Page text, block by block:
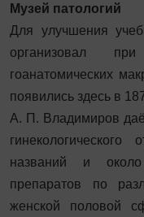
Музей патологий
Для улучшения
организовал
гоанатомических
появились здесь в
А. П. Владимиров
названий и
препаратов по
женской половой